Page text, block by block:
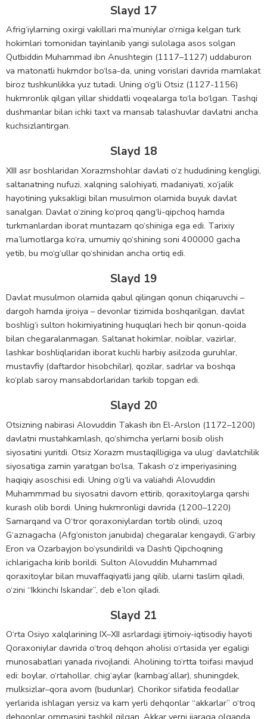
Slayd 17
Afrig‘iylarning oxirgi vakillari ma’muniylar o‘rniga kelgan turk
hokimlari tomonidan tayinlanib yangi sulolaga asos solgan
Qutbiddin Muhammad ibn Anushtegin (1117–1127) uddaburon
va matonatli hukmdor bo‘lsa-da, uning vorislari davrida mamlakat
biroz tushkunlikka yuz tutadi. Uning o‘g‘li Otsiz (1127-1156)
hukmronlik qilgan yillar shiddatli voqealarga to‘la bo‘lgan. Tashqi
dushmanlar bilan ichki taxt va mansab talashuvlar davlatni ancha
kuchsizlantirgan.
Slayd 18
XIII asr boshlaridan Xorazmshohlar davlati o‘z hududining kengligi,
saltanatning nufuzi, xalqning salohiyati, madaniyati, xo‘jalik
hayotining yuksakligi bilan musulmon olamida buyuk davlat
sanalgan. Davlat o‘zining ko‘proq qang‘li-qipchoq hamda
turkmanlardan iborat muntazam qo‘shiniga ega edi. Tarixiy
ma’lumotlarga ko‘ra, umumiy qo‘shining soni 400000 gacha
yetib, bu mo‘g‘ullar qo‘shinidan ancha ortiq edi.
Slayd 19
Davlat musulmon olamida qabul qilingan qonun chiqaruvchi –
dargoh hamda ijroiya – devonlar tizimida boshqarilgan, davlat
boshlig‘i sulton hokimiyatining huquqlari hech bir qonun-qoida
bilan chegaralanmagan. Saltanat hokimlar, noiblar, vazirlar,
lashkar boshliqlaridan iborat kuchli harbiy asilzoda guruhlar,
mustavfiy (daftardor hisobchilar), qozilar, sadrlar va boshqa
ko‘plab saroy mansabdorlaridan tarkib topgan edi.
Slayd 20
Otsizning nabirasi Alovuddin Takash ibn El-Arslon (1172–1200)
davlatni mustahkamlash, qo‘shimcha yerlarni bosib olish
siyosatini yuritdi. Otsiz Xorazm mustaqilligiga va ulug‘ davlatchilik
siyosatiga zamin yaratgan bo‘lsa, Takash o‘z imperiyasining
haqiqiy asoschisi edi. Uning o‘g‘li va valiahdi Alovuddin
Muhammmad bu siyosatni davom ettirib, qoraxitoylarga qarshi
kurash olib bordi. Uning hukmronligi davrida (1200–1220)
Samarqand va O‘tror qoraxoniylardan tortib olindi, uzoq
G‘aznagacha (Afg‘oniston janubida) chegaralar kengaydi, G‘arbiy
Eron va Ozarbayjon bo‘ysundirildi va Dashti Qipchoqning
ichlarigacha kirib borildi. Sulton Alovuddin Muhammad
qoraxitoylar bilan muvaffaqiyatli jang qilib, ularni taslim qiladi,
o‘zini “Ikkinchi Iskandar”, deb e’lon qiladi.
Slayd 21
O‘rta Osiyo xalqlarining IX–XII asrlardagi ijtimoiy-iqtisodiy hayoti
Qoraxoniylar davrida o‘troq dehqon aholisi o‘rtasida yer egaligi
munosabatlari yanada rivojlandi. Aholining to‘rtta toifasi mavjud
edi: boylar, o‘rtahollar, chig‘aylar (kambag‘allar), shuningdek,
mulksizlar–qora avom (budunlar). Chorikor sifatida feodallar
yerlarida ishlagan yersiz va kam yerli dehqonlar “akkarlar” o‘troq